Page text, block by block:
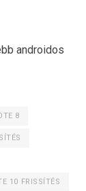
androidos
8
10 FRISSÍTÉS